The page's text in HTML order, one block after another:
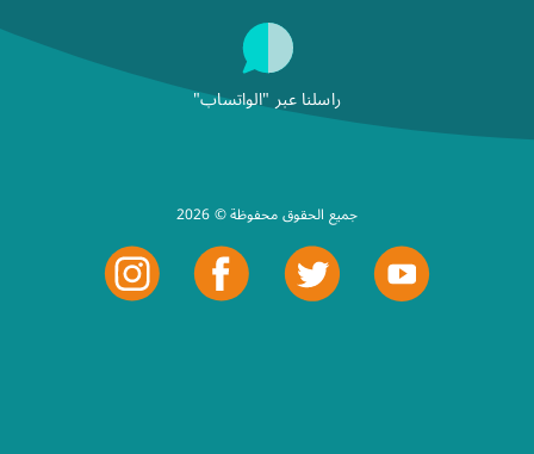
راسلنا عبر "الواتساب"
2026 © جميع الحقوق محفوظة